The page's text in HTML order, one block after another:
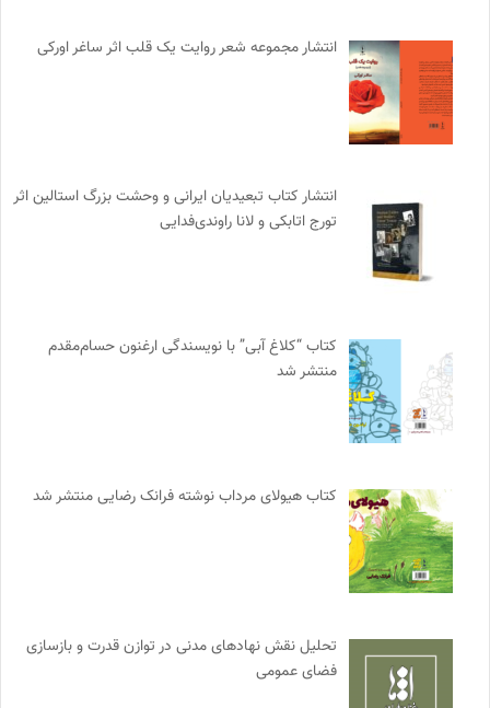
انتشار مجموعه شعر روایت یک قلب اثر ساغر اورکی
انتشار کتاب تبعیدیان ایرانی و وحشت بزرگ استالین اثر
تورج اتابکی و لانا راوندی‌فدایی
کتاب “کلاغ آبی” با نویسندگی ارغنون حسام‌مقدم
منتشر شد
کتاب هیولای مرداب نوشته فرانک رضایی منتشر شد
تحلیل نقش نهادهای مدنی در توازن قدرت و بازسازی
فضای عمومی